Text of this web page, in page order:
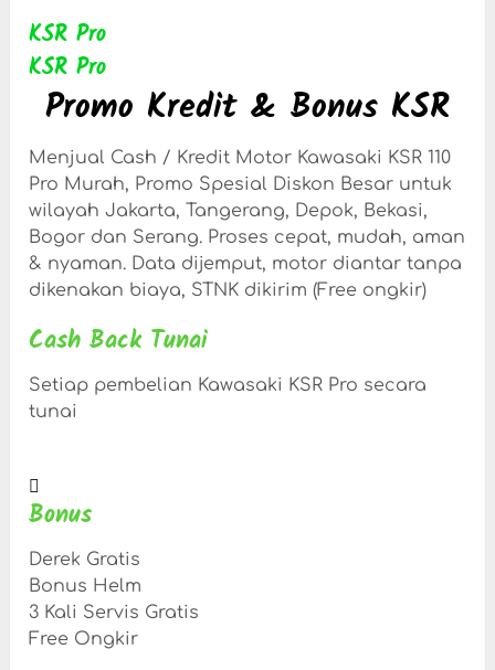
KSR Pro
KSR Pro
Promo Kredit & Bonus KSR
Menjual Cash / Kredit Motor Kawasaki KSR 110
Pro Murah, Promo Spesial Diskon Besar untuk
wilayah Jakarta, Tangerang, Depok, Bekasi,
Bogor dan Serang. Proses cepat, mudah, aman
& nyaman. Data dijemput, motor diantar tanpa
dikenakan biaya, STNK dikirim (Free ongkir)
Cash Back Tunai
Setiap pembelian Kawasaki KSR Pro secara
tunai
Bonus
Derek Gratis
Bonus Helm
3 Kali Servis Gratis
Free Ongkir